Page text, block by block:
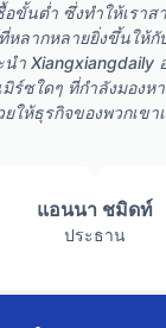
อขั้นต่ำ ซึ่งทำให้เราส
ลากหลายยิ่งขึ้นให้กั
นำ Xiangxiangdaily
มิร์ซใดๆ ที่กำลังมองห
ยให้ธุรกิจของพวกเขา
แอนนา ชมิดท์
ประธาน